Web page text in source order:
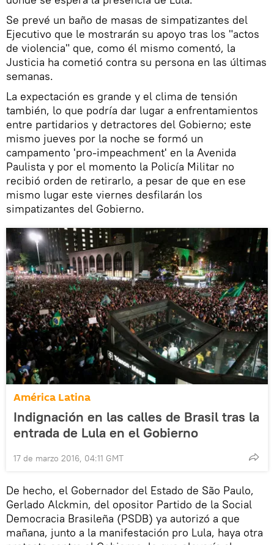
Se prevé un baño de masas de simpatizantes del
Ejecutivo que le mostrarán su apoyo tras los "actos
de violencia" que, como él mismo comentó, la
Justicia ha cometió contra su persona en las últimas
semanas.
La expectación es grande y el clima de tensión
también, lo que podría dar lugar a enfrentamientos
entre partidarios y detractores del Gobierno; este
mismo jueves por la noche se formó un
campamento 'pro-impeachment' en la Avenida
Paulista y por el momento la Policía Militar no
recibió orden de retirarlo, a pesar de que en ese
mismo lugar este viernes desfilarán los
simpatizantes del Gobierno.
América Latina
Indignación en las calles de Brasil tras la
entrada de Lula en el Gobierno
17 de marzo 2016, 04:11 GMT
De hecho, el Gobernador del Estado de São Paulo,
Gerlado Alckmin, del opositor Partido de la Social
Democracia Brasileña (PSDB) ya autorizó a que
mañana, junto a la manifestación pro Lula, haya otra